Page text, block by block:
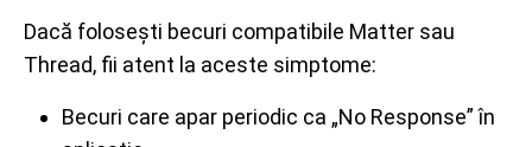
Dacă folosești becuri compatibile Matter sau
Thread, fii atent la aceste simptome:
Becuri care apar periodic ca „No Response” în